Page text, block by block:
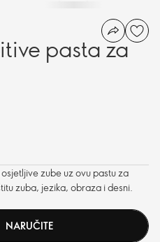
pasta za
zube uz ovu pastu za
zuba, jezika, obraza i desni.
NARUČITE